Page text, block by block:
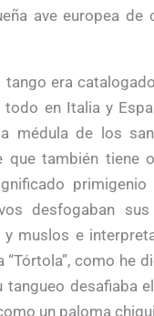
ave europea
era
en Italia y
médula de los
que también tiene
desfogaban
y muslos e
como he
tangueo desafiaba
un paloma